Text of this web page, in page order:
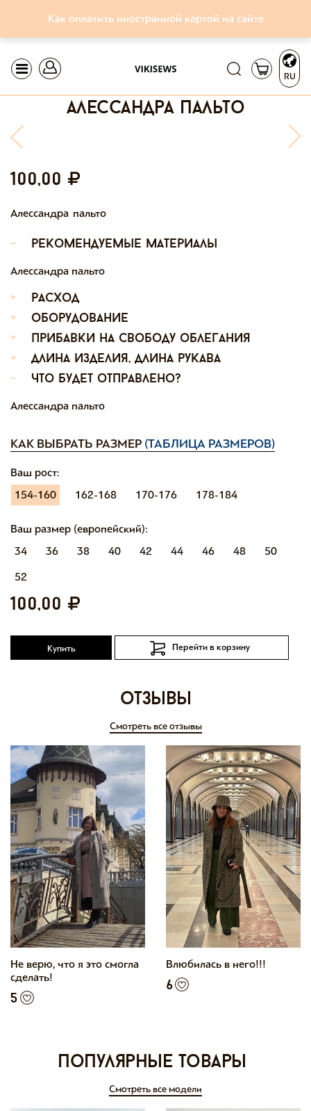
Как оплатить иностранной картой на сайте
RU
алессандра пальто
100,00
Алессандра пальто
-
рекомендуемые материалы
Алессандра пальто
+
расход
+
оборудование
+
прибавки на свободу облегания
+
длина изделия, длина рукава
-
что будет отправлено?
Алессандра пальто
КАК ВЫБРАТЬ РАЗМЕР (ТАБЛИЦА РАЗМЕРОВ)
Ваш рост:
154-160
162-168 170-176 178-184
Ваш размер (европейский):
34
36 38 40 42 44 46 48
50
52
100,00
Купить Перейти в корзину
отзывы
Смотреть все отзывы
Не верю, что я это смогла
сделать!
5
Влюбилась в него!!!
6
Популярные товары
Смотреть все модели